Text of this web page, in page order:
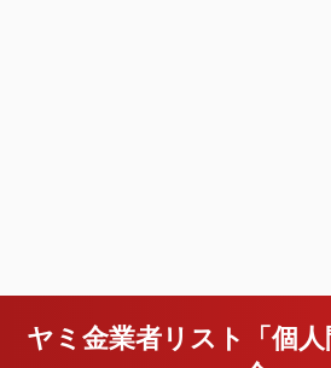
ヤミ金業者リスト「個